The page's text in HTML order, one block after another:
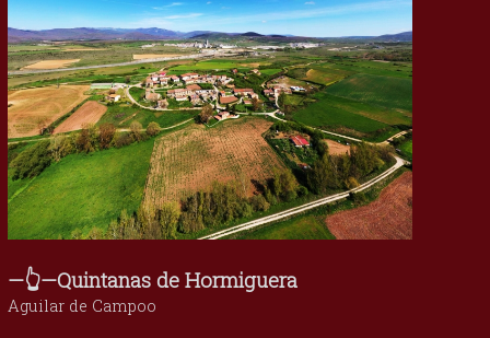
—👆—Quintanas de Hormiguera
Aguilar de Campoo